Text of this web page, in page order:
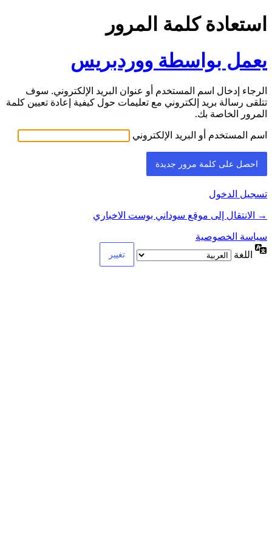
استعادة كلمة المرور
يعمل بواسطة ووردبريس
الرجاء إدخال اسم المستخدم أو عنوان البريد الإلكتروني. سوف
تتلقى رسالة بريد إلكتروني مع تعليمات حول كيفية إعادة تعيين كلمة
المرور الخاصة بك.
اسم المستخدم أو البريد الإلكتروني
تسجيل الدخول
→ الانتقال إلى موقع سوداني بوست الاخباري
سياسة الخصوصية
اللغة